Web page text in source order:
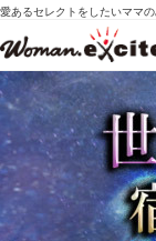
愛あるセレクトをしたいママ